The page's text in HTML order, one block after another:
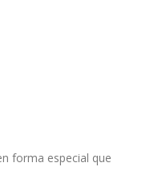
forma especial que